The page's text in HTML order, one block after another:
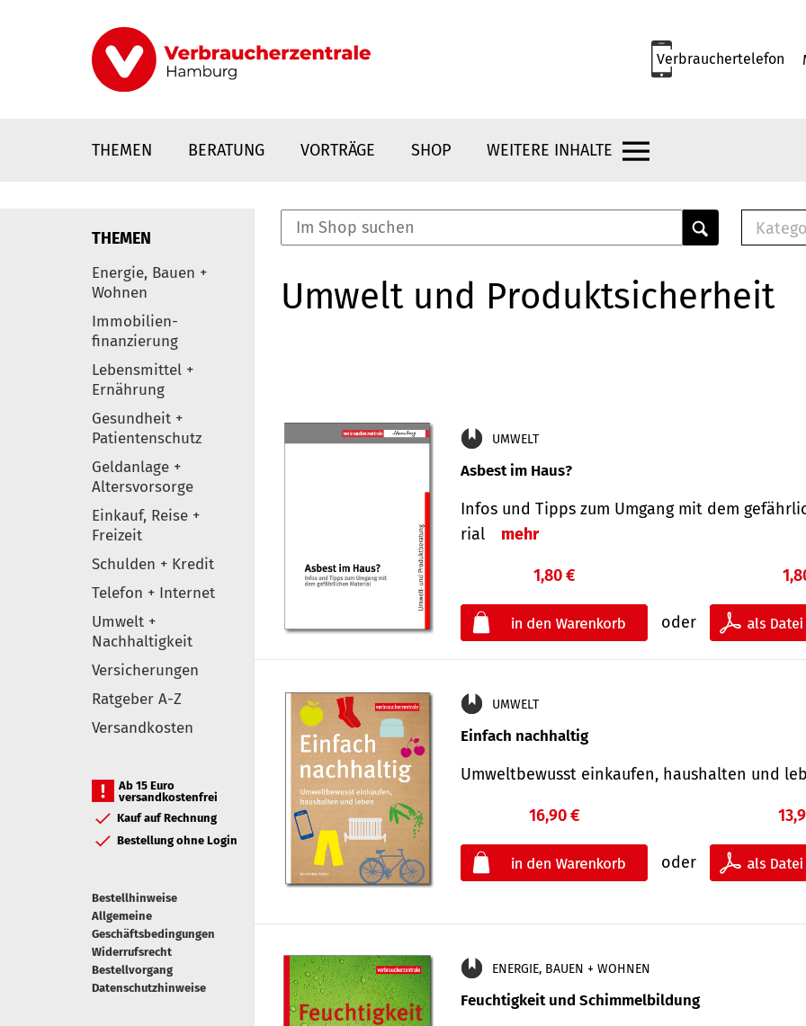
Verbrauchertelefon
THEMEN BERATUNG VORTRÄGE SHOP WEITERE INHALTE
Elemente
THEMEN
Energie, Bauen +
Wohnen
Immobilien-
finanzierung
Lebensmittel +
Ernährung
Gesundheit +
Patientenschutz
Geldanlage +
Altersvorsorge
Einkauf, Reise +
Freizeit
Schulden + Kredit
Telefon + Internet
Umwelt +
Nachhaltigkeit
Versicherungen
Ratgeber A-Z
Versandkosten
Ab 15 Euro
versandkostenfrei
Kauf auf Rechnung
Bestellung ohne Login
Bestellhinweise
Allgemeine
Geschäftsbedingungen
Widerrufsrecht
Bestellvorgang
Datenschutzhinweise
Umwelt und Produktsicherheit
UMWELT
Asbest im Haus?
Infos und Tipps zum Um­gang mit dem
rial
mehr
1,80 €
oder
UMWELT
Einfach nachhaltig
Umweltbewusst einkaufen, haushalten und
16,90 €
oder
ENERGIE, BAUEN + WOHNEN
Feuchtigkeit und Schimmelbildung